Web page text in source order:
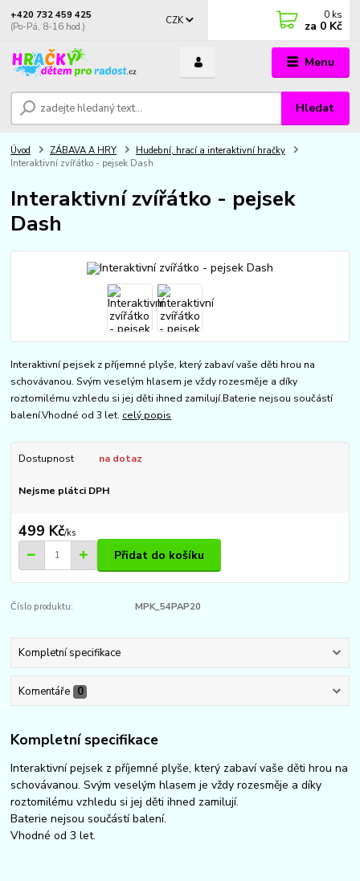
Menu
CZK
Hledat
+420 732 459 425
(Po-Pá, 8-16 hod.)
0 ks
za 0 Kč
Úvod ZÁBAVA A HRY
Hudební, hrací a interaktivní hračky
Interaktivní zvířátko - pejsek Dash
Interaktivní zvířátko - pejsek
Dash
Interaktivní pejsek z příjemné plyše, který zabaví vaše děti hrou na
schovávanou. Svým veselým hlasem je vždy rozesměje a díky
roztomilému vzhledu si jej děti ihned zamilují.Baterie nejsou součástí
balení.Vhodné od 3 let. celý popis
Dostupnost na dotaz
Nejsme plátci DPH
499 Kč/ks
Přidat do košíku
Číslo produktu: MPK_54PAP20
Kompletní specifikace
Komentáře 0
Kompletní specifikace
Interaktivní pejsek z příjemné plyše, který zabaví vaše děti hrou na
schovávanou. Svým veselým hlasem je vždy rozesměje a díky
roztomilému vzhledu si jej děti ihned zamilují.
Baterie nejsou součástí balení.
Vhodné od 3 let.